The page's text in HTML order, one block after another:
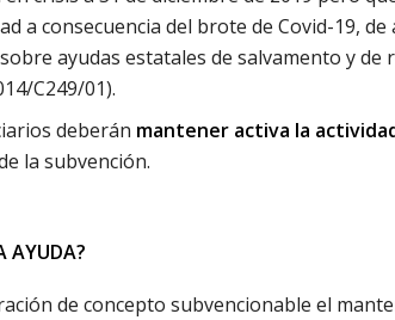
a consecuencia del brote de Covid-19,
ayudas estatales de salvamento y
C249/01).
deberán mantener activa la
la subvención.
AYUDA?
de concepto subvencionable el